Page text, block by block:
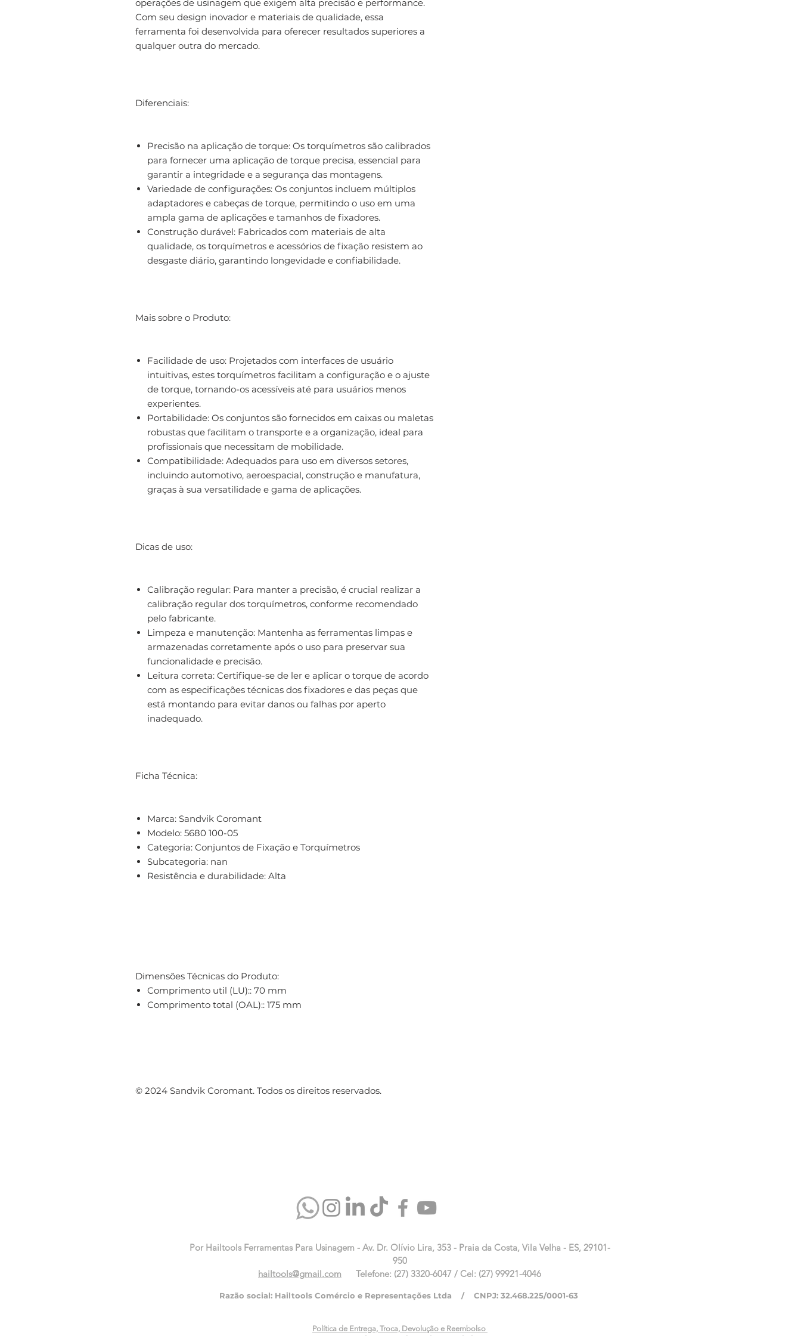
operações de usinagem que exigem alta precisão e performance.
Com seu design inovador e materiais de qualidade, essa
ferramenta foi desenvolvida para oferecer resultados superiores a
qualquer outra do mercado.
Diferenciais:
Precisão na aplicação de torque: Os torquímetros são calibrados
para fornecer uma aplicação de torque precisa, essencial para
garantir a integridade e a segurança das montagens.
Variedade de configurações: Os conjuntos incluem múltiplos
adaptadores e cabeças de torque, permitindo o uso em uma
ampla gama de aplicações e tamanhos de fixadores.
Construção durável: Fabricados com materiais de alta
qualidade, os torquímetros e acessórios de fixação resistem ao
desgaste diário, garantindo longevidade e confiabilidade.
Mais sobre o Produto:
Facilidade de uso: Projetados com interfaces de usuário
intuitivas, estes torquímetros facilitam a configuração e o ajuste
de torque, tornando-os acessíveis até para usuários menos
experientes.
Portabilidade: Os conjuntos são fornecidos em caixas ou maletas
robustas que facilitam o transporte e a organização, ideal para
profissionais que necessitam de mobilidade.
Compatibilidade: Adequados para uso em diversos setores,
incluindo automotivo, aeroespacial, construção e manufatura,
graças à sua versatilidade e gama de aplicações.
Dicas de uso:
Calibração regular: Para manter a precisão, é crucial realizar a
calibração regular dos torquímetros, conforme recomendado
pelo fabricante.
Limpeza e manutenção: Mantenha as ferramentas limpas e
armazenadas corretamente após o uso para preservar sua
funcionalidade e precisão.
Leitura correta: Certifique-se de ler e aplicar o torque de acordo
com as especificações técnicas dos fixadores e das peças que
está montando para evitar danos ou falhas por aperto
inadequado.
Ficha Técnica:
Marca: Sandvik Coromant
Modelo: 5680 100-05
Categoria: Conjuntos de Fixação e Torquímetros
Subcategoria: nan
Resistência e durabilidade: Alta
Dimensões Técnicas do Produto:
Comprimento util (LU):: 70 mm
Comprimento total (OAL):: 175 mm
© 2024 Sandvik Coromant. Todos os direitos reservados.
Por Hailtools Ferramentas Para Usinagem - Av. Dr. Olívio Lira, 353 - Praia da Costa, Vila Velha - ES, 29101-
950
hailtools@gmail.com
Telefone: (27) 3320-6047 / Cel: (27) 99921-4046
Razão social: Hailtools Comércio e Representações Ltda / CNPJ: 32.468.225/0001-63
Política de Entrega, Troca, Devolução e Reembolso